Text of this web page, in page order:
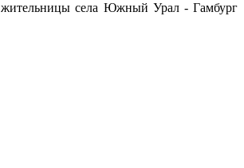
жительницы села Южный Урал - Гамбург